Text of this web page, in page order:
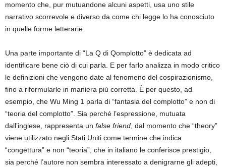
momento che, pur mutuandone alcuni aspetti, usa uno stile
narrativo scorrevole e diverso da come chi legge lo ha conosciuto
in quelle forme letterarie.
Una parte importante di “La Q di Qomplotto” è dedicata ad
identificare bene ciò di cui parla. E per farlo analizza in modo critico
le definizioni che vengono date al fenomeno del cospirazionismo,
fino a riformularle in maniera più corretta. È per questo, ad
esempio, che Wu Ming 1 parla di “fantasia del complotto” e non di
“teoria del complotto”. Sia perché l’espressione, mutuata
dall’inglese, rappresenta un false friend, dal momento che “theory”
viene utilizzato negli Stati Uniti come termine che indica
“congettura” e non “teoria”, che in italiano le conferisce prestigio,
sia perché l’autore non sembra interessato a denigrarne gli adepti,